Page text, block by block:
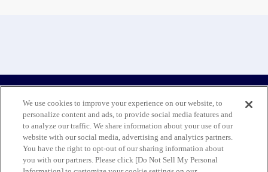
お問い合わせ
ー
サイトポリシー 運営会社
We use cookies to improve your experience on our website, to
personalize content and ads, to provide social media features and
to analyze our traffic. We share information about your use of our
website with our social media, advertising and analytics partners.
You have the right to opt-out of our sharing information about
you with our partners. Please click [Do Not Sell My Personal